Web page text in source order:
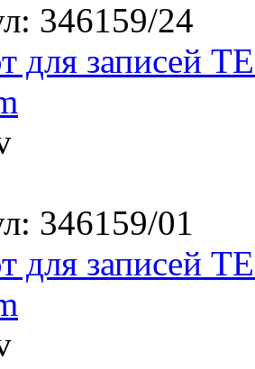
346159/24
для записей
346159/01
для записей